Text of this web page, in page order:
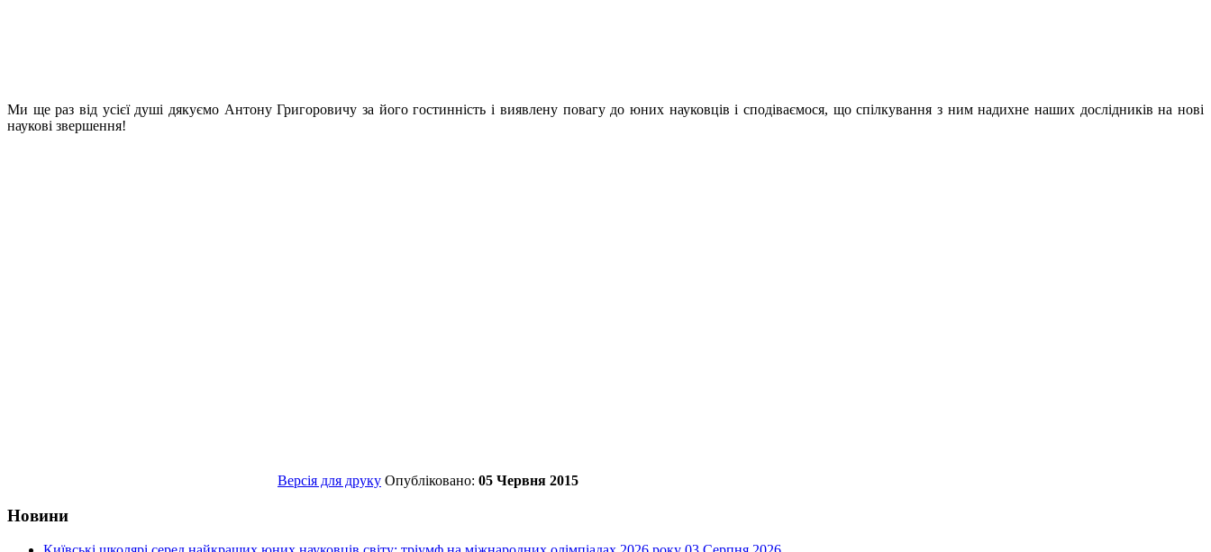
Ми ще раз від усієї душі дякуємо Антону Григоровичу за його гостинність і виявлену повагу до юних науковців і сподіваємося, що спілкування з ним надихне наших дослідників на нові
наукові звершення!
Версія для друку Опубліковано: 05 Червня 2015
Новини